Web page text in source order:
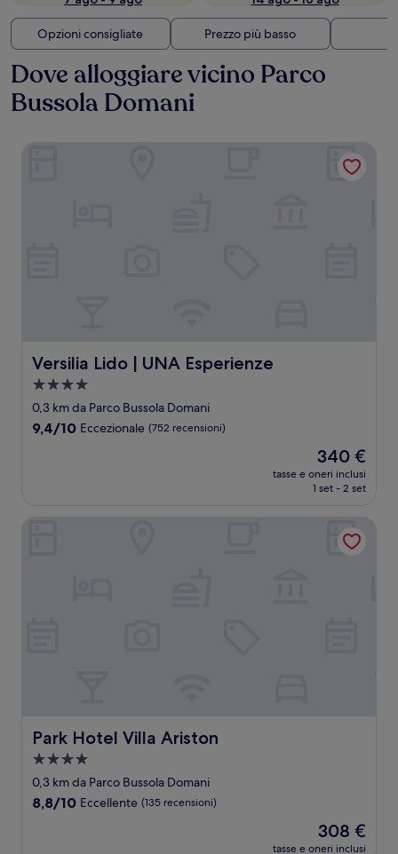
Opzioni consigliate Prezzo più basso
Dove alloggiare vicino Parco
Bussola Domani
Versilia Lido | UNA Esperienze
Versilia Lido | UNA Esperienze
Struttura
a
4.0
0,3 km da Parco Bussola Domani
9.4
9,4/10 Eccezionale (752 recensioni)
Il
prezzo
attuale
340 €
340 €
tasse e oneri inclusi
1 set - 2 set
Park Hotel Villa Ariston
Park Hotel Villa Ariston
Struttura
a
4.0
0,3 km da Parco Bussola Domani
8.8
8,8/10 Eccellente (135 recensioni)
Il
prezzo
308 €
tasse e oneri inclusi